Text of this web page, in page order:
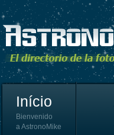
Início
Bienvenido
a AstronoMike